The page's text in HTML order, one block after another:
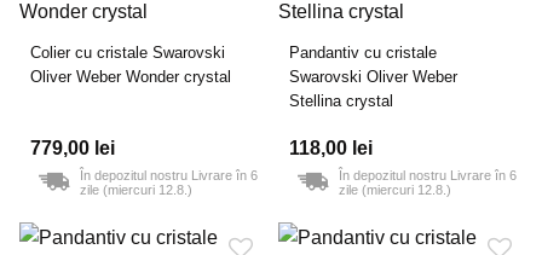
Colier cu cristale Swarovski
Oliver Weber Wonder crystal
779,00 lei
În depozitul nostru Livrare în 6
zile (miercuri 12.8.)
Pandantiv cu cristale
Swarovski Oliver Weber
Stellina crystal
118,00 lei
În depozitul nostru Livrare în 6
zile (miercuri 12.8.)